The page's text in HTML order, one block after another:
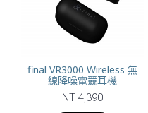
final VR3000 Wireless 無
線降噪電競耳機
NT 4,390